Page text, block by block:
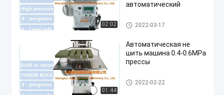
02:02
автоматический
Не шить машина прессы
2022-03-17
01:44
Автоматическая не
шить машина 0.4-0.6MPa
прессы
Не шить машина прессы
2022-02-22